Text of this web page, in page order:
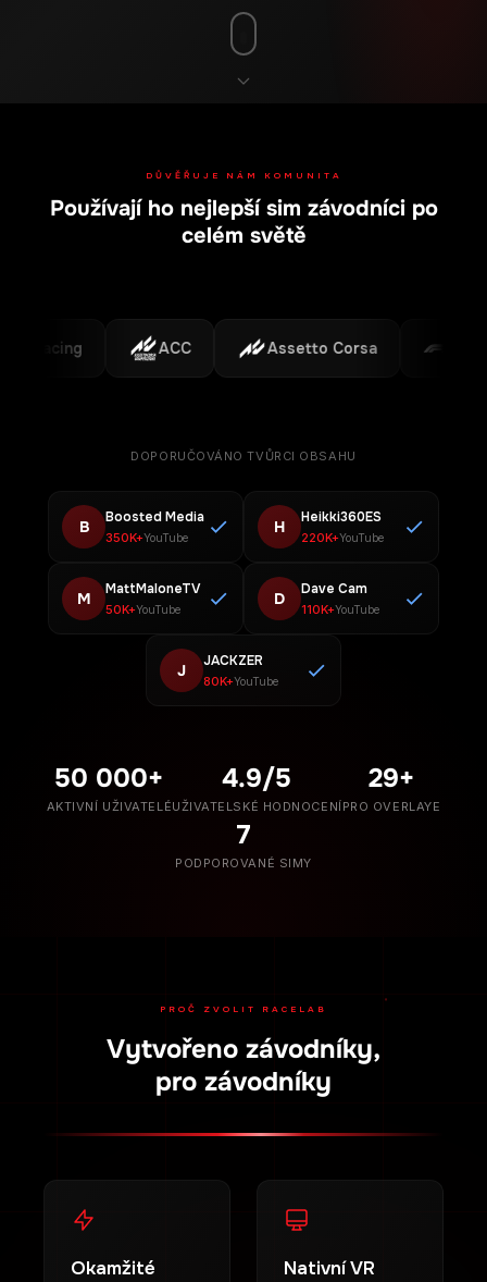
DŮVĚŘUJE NÁM KOMUNITA
Používají ho nejlepší sim závodníci po
celém světě
iRacing ACC Assetto Corsa F1
DOPORUČOVÁNO TVŮRCI OBSAHU
B Boosted Media
350K+YouTube
H Heikki360ES
220K+YouTube
M MattMaloneTV
50K+YouTube
D Dave Cam
110K+YouTube
J JACKZER
80K+YouTube
50 000+
AKTIVNÍ UŽIVATELÉ
4.9/5
UŽIVATELSKÉ HODNOCENÍ
29+
PRO OVERLAYE
7
PODPOROVANÉ SIMY
PROČ ZVOLIT RACELAB
Vytvořeno závodníky,
pro závodníky
Okamžité
Nativní VR